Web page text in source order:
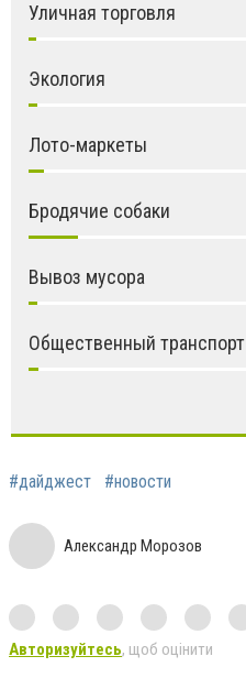
Уличная торговля
Экология
Лото-маркеты
Бродячие собаки
Вывоз мусора
Общественный транспорт
#дайджест #новости
Александр Морозов
Авторизуйтесь, щоб оцінити